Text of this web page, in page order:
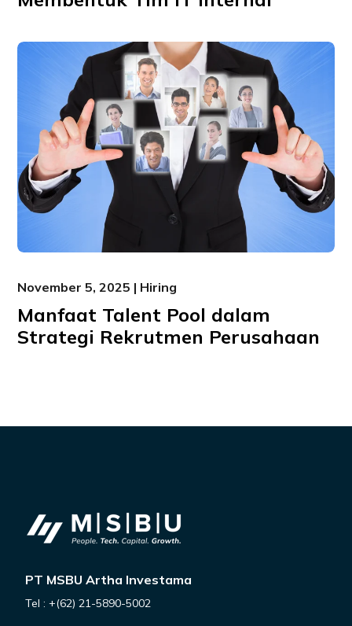
November 5, 2025 | Hiring
Manfaat Talent Pool dalam
Strategi Rekrutmen Perusahaan
PT MSBU Artha Investama
Tel : +(62) 21-5890-5002